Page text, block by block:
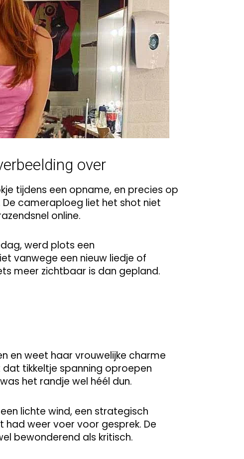
over
tijdens een opname, en precies op
cameraploeg liet het shot niet
online.
werd plots een
vanwege een nieuw liedje of
meer zichtbaar is dan gepland.
en weet haar vrouwelijke charme
tikkeltje spanning oproepen
het randje wel héél dun.
lichte wind, een strategisch
weer voer voor gesprek. De
bewonderend als kritisch.